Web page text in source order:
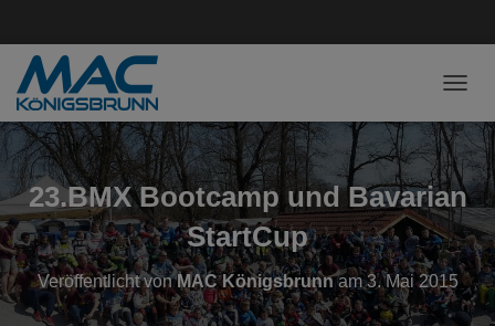
23.BMX Bootcamp und Bavarian
StartCup
Veröffentlicht vonMAC Königsbrunnam3. Mai 2015